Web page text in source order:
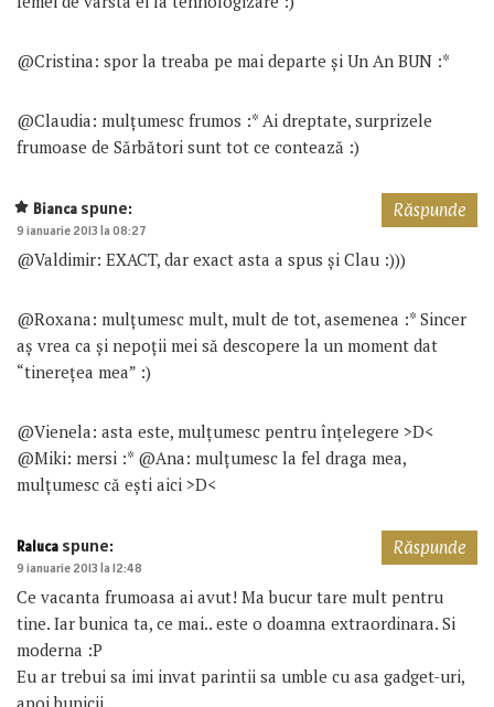
@Cristina: spor la treaba pe mai departe și Un An BUN :*
@Claudia: mulțumesc frumos :* Ai dreptate, surprizele
frumoase de Sărbători sunt tot ce contează :)
Bianca spune:
9 ianuarie 2013 la 08:27
@Valdimir: EXACT, dar exact asta a spus și Clau :)))
@Roxana: mulțumesc mult, mult de tot, asemenea :* Sincer
aș vrea ca și nepoții mei să descopere la un moment dat
“tinerețea mea” :)
@Vienela: asta este, mulțumesc pentru înțelegere >D<
@Miki: mersi :* @Ana: mulțumesc la fel draga mea,
mulțumesc că ești aici >D<
Răspunde
Raluca spune:
9 ianuarie 2013 la 12:48
Ce vacanta frumoasa ai avut! Ma bucur tare mult pentru
tine. Iar bunica ta, ce mai.. este o doamna extraordinara. Si
moderna :P
Eu ar trebui sa imi invat parintii sa umble cu asa gadget-uri,
apoi bunicii..
Răspunde